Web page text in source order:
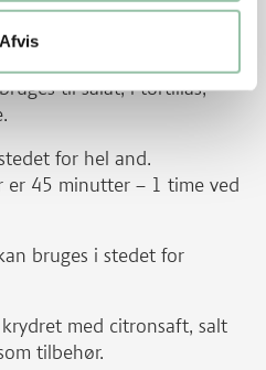
Afvis
kan anden steges som
til salat, i tortillas,
for hel and.
er 45 minutter – 1 time ved
bruges i stedet for
med citronsaft, salt
tilbehør.